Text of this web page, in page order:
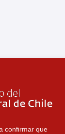
confirmar que